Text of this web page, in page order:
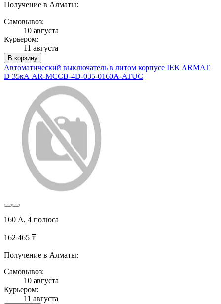
Получение в Алматы:
Самовывоз:
10 августа
Курьером:
11 августа
В корзину
Автоматический выключатель в литом корпусе IEK ARMAT
D 35кА AR-MCCB-4D-035-0160A-ATUC
160 А, 4 полюса
162 465 ₸
Получение в Алматы:
Самовывоз:
10 августа
Курьером:
11 августа